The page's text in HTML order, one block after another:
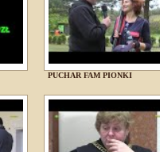
PUCHAR FAM PIONKI